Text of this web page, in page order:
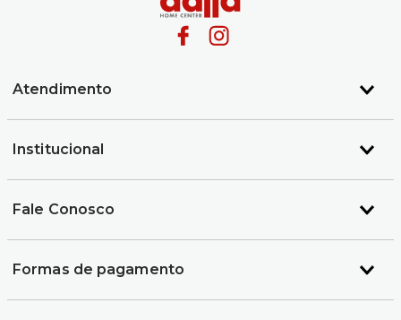
Atendimento
Institucional
Fale Conosco
Formas de pagamento